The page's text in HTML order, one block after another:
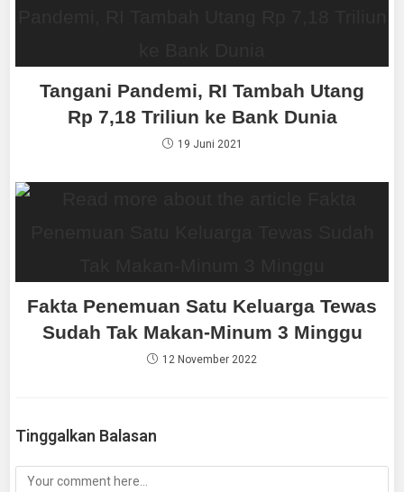
Tangani Pandemi, RI Tambah Utang
Rp 7,18 Triliun ke Bank Dunia
19 Juni 2021
Fakta Penemuan Satu Keluarga Tewas
Sudah Tak Makan-Minum 3 Minggu
12 November 2022
Tinggalkan Balasan